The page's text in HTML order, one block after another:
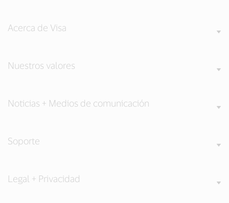
Acerca de Visa
Nuestros valores
Noticias + Medios de comunicación
Soporte
Legal + Privacidad